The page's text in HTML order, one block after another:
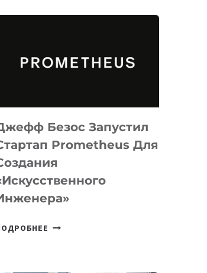
ДЛЯ
И
LINUX
Безос Запустил
Prometheus Для
ДЖЕФФ